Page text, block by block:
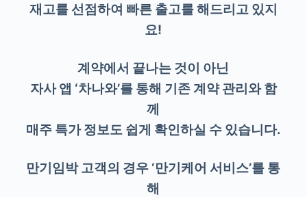
재고를 선점하여 빠른 출고를 해드리고 있지
요!
계약에서 끝나는 것이 아닌
자사 앱 ‘차나와’를 통해 기존 계약 관리와 함
께
매주 특가 정보도 쉽게 확인하실 수 있습니다.
만기임박 고객의 경우 ‘만기케어 서비스’를 통
해